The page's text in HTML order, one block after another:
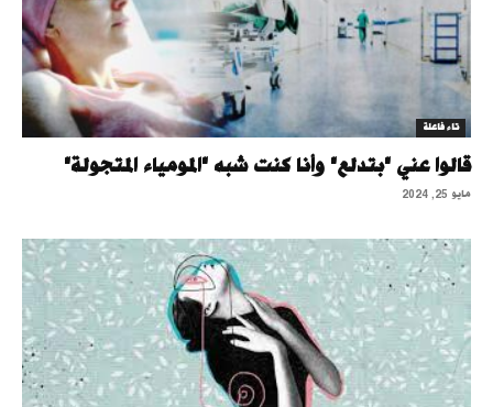
تاء فاعلة
قالوا عني "بتدلع" وأنا كنت شبه "المومياء المتجولة"
مايو 25, 2024